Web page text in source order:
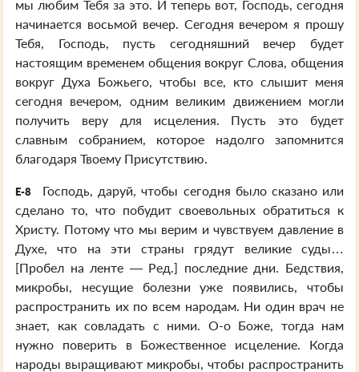
мы любим Тебя за это. И теперь вот, Господь, сегодня
начинается восьмой вечер. Сегодня вечером я прошу
Тебя, Господь, пусть сегодняшний вечер будет
настоящим временем общения вокруг Слова, общения
вокруг Духа Божьего, чтобы все, кто слышит меня
сегодня вечером, одним великим движением могли
получить веру для исцеления. Пусть это будет
славным собранием, которое надолго запомнится
благодаря Твоему Присутствию.
E-8
Господь, даруй, чтобы сегодня было сказано или
сделано то, что побудит своевольных обратиться к
Христу. Потому что мы верим и чувствуем давление в
Духе, что на эти страны грядут великие суды…
[Пробел на ленте — Ред.] последние дни. Бедствия,
микробы, несущие болезни уже появились, чтобы
распространить их по всем народам. Ни один врач не
знает, как совладать с ними. О-о Боже, тогда нам
нужно поверить в Божественное исцеление. Когда
народы выращивают микробы, чтобы распространить